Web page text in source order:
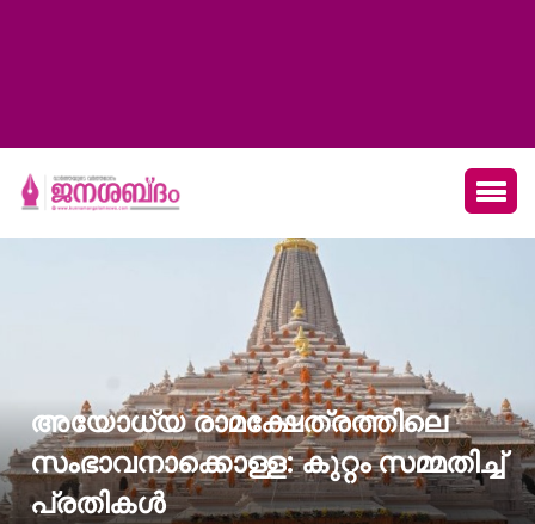
അയോധ്യ രാമക്ഷേത്രത്തിലെ
സംഭാവനാക്കൊള്ള: കുറ്റം സമ്മതിച്ച്
പ്രതികള്‍